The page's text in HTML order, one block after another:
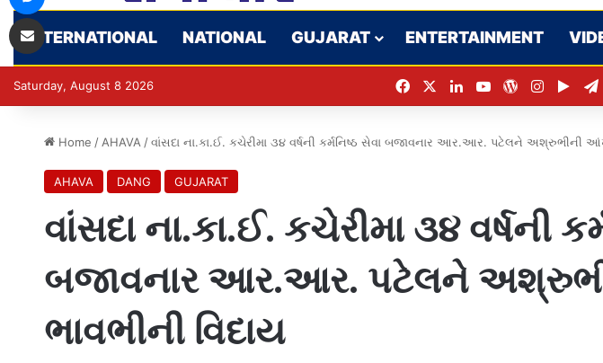
INTERNATIONAL NATIONAL GUJARAT ENTERTAINMENT
Saturday, August 8 2026 FacebookLinkedInYouTubeWordPress
Instagram
Home / AHAVA / વાંસદા ના.કા.ઈ. કચેરીમા ૩૪ વર્ષની કર્મનિષ્ઠ સેવા બજાવનાર આર.આર. પટેલને અશ્રુભીની
AHAVA DANG GUJARAT
વાંસદા ના.કા.ઈ. કચેરીમા ૩૪ વર્ષની
બજાવનાર આર.આર. પટેલને
ભાવભીની વિદાય